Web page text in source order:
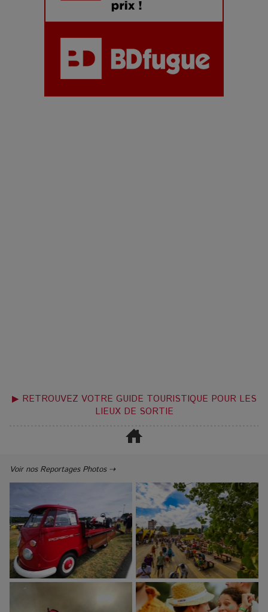
▶ RETROUVEZ VOTRE GUIDE TOURISTIQUE POUR LES
LIEUX DE SORTIE
Voir nos Reportages Photos ⇢